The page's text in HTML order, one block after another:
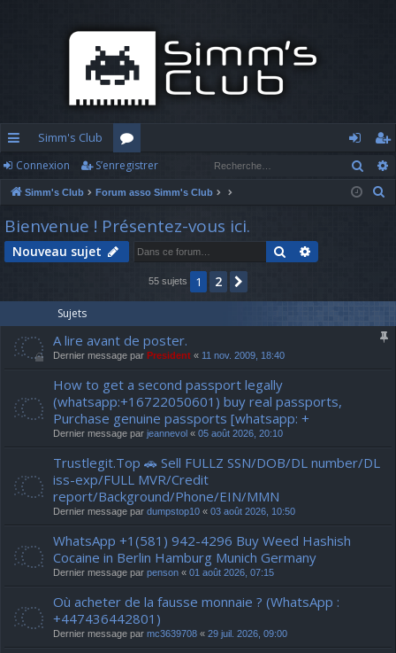
cc
ès
ra
pi
Simm's Club
or
u
m
o
n
’e
nr
Connexion S’enregistrer
Simm's Club Forum asso Simm's Club
h
Bienvenue ! Présentez-vous ici.
Nouveau sujet Rechercher
55 sujets 1 2
Sujets
A lire avant de poster.
Dernier message par President « 11 nov. 2009, 18:40
How to get a second passport legally
(whatsapp:+16722050601) buy real passports,
Purchase genuine passports [whatsapp: +
Dernier message par jeannevol « 05 août 2026, 20:10
Trustlegit.Top 🚗 Sell FULLZ SSN/DOB/DL number/DL
iss-exp/FULL MVR/Credit
report/Background/Phone/EIN/MMN
Dernier message par dumpstop10 « 03 août 2026, 10:50
WhatsApp +1(581) 942-4296 Buy Weed Hashish
Cocaine in Berlin Hamburg Munich Germany
Dernier message par penson « 01 août 2026, 07:15
Où acheter de la fausse monnaie ? (WhatsApp :
+447436442801)
Dernier message par mc3639708 « 29 juil. 2026, 09:00